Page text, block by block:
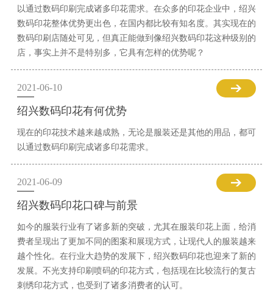
以通过数码印刷完成诸多印花需求。在众多的印花企业中，绍兴
数码印花整体优势更出色，在国内都比较有知名度。其实现在的
数码印刷店随处可见，但真正能做到像绍兴数码印花这种级别的
店，事实上并不是特别多，它具有怎样的优势呢？
2021-06-10
绍兴数码印花有何优势
现在的印花技术越来越成熟，无论是服装还是其他的用品，都可
以通过数码印刷完成诸多印花需求。
2021-06-09
绍兴数码印花口碑与前景
如今的服装行业有了诸多新的突破，尤其在服装印花上面，给消
费者呈现出了更加不同的图案和展现方式，让现代人的服装越来
越个性化。在行业大趋势的发展下，绍兴数码印花也迎来了新的
发展。不光支持印刷喷码的印花方式，包括现在比较流行的复古
刺绣印花方式，也受到了诸多消费者的认可。